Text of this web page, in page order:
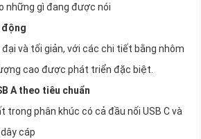
những gì đang được nói
động
và tối giản, với các chi tiết bằng nhôm
cao được phát triển đặc biệt.
A theo tiêu chuẩn
trong phân khúc có cả đầu nối USB C và
cáp